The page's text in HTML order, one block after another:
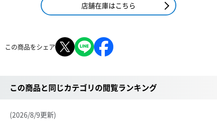
店舗在庫はこちら
この商品をシェア
この商品と同じカテゴリの閲覧ランキング
(2026/8/9更新)